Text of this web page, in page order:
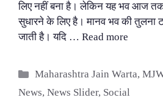
लिए नहीं बना है। लेकिन यह भव आज तक
सुधारने के लिए है। मानव भव की तुलना
जाती है। यदि … Read more
Categories
Maharashtra Jain Warta,
News, News Slider, Social